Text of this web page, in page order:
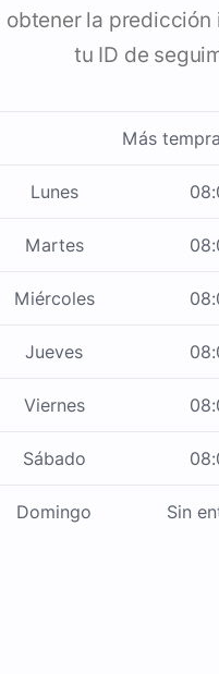
obtener la
tu ID de
Más
Lunes
Martes
Miércoles
Jueves
Viernes
Sábado
Domingo Sin